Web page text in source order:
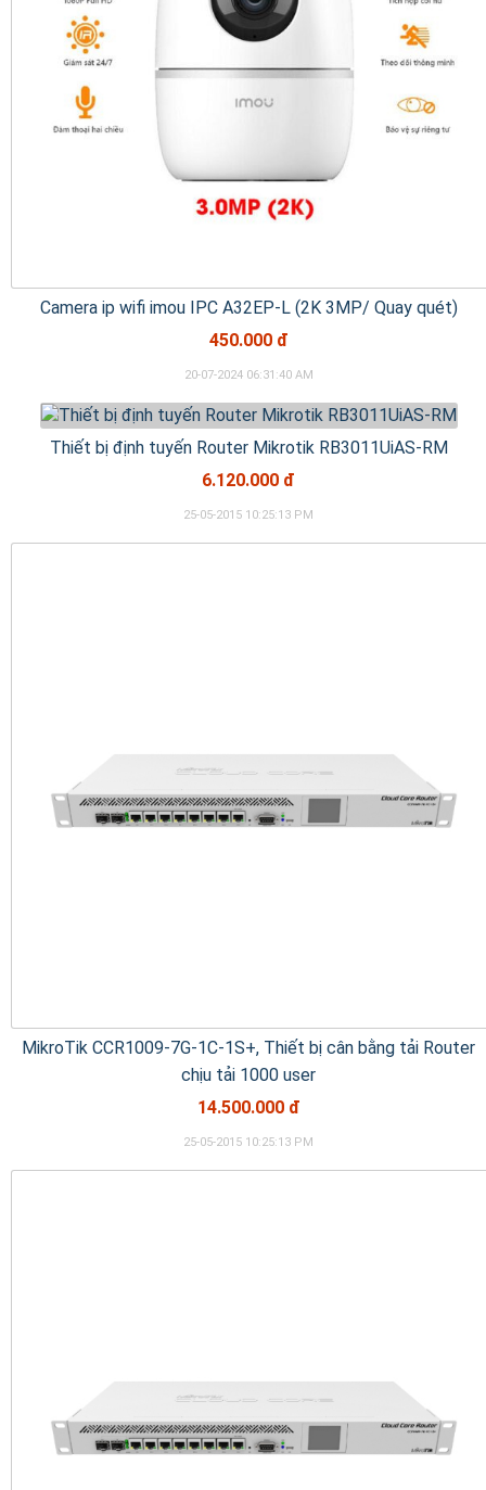
Camera ip wifi imou IPC A32EP-L (2K 3MP/ Quay quét)
450.000 đ
20-07-2024 06:31:40 AM
Thiết bị định tuyến Router Mikrotik RB3011UiAS-RM
6.120.000 đ
25-05-2015 10:25:13 PM
MikroTik CCR1009-7G-1C-1S+, Thiết bị cân bằng tải Router
chịu tải 1000 user
14.500.000 đ
25-05-2015 10:25:13 PM